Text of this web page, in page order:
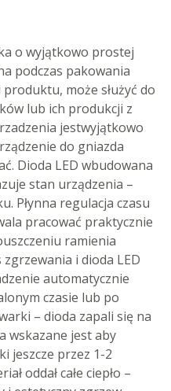
o wyjątkowo prostej
podczas pakowania
może służyć do
lub ich produkcji z
jestwyjątkowo
do gniazda
Dioda LED wbudowana
stan urządzenia –
Płynna regulacja czasu
pracować praktycznie
ramienia
i dioda LED
automatycznie
czasie lub po
– dioda zapali się na
wskazane jest aby
jeszcze przez 1-2
oddał całe ciepło –